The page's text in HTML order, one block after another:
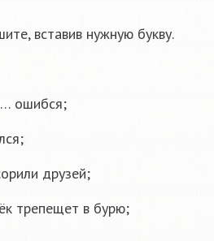
вставив нужную букву.
ошибся;
друзей;
трепещет в бурю;